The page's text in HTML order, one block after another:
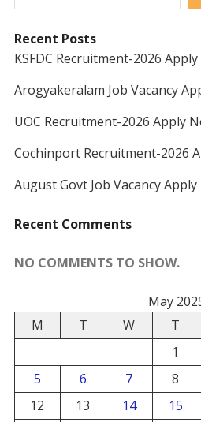
Recent Posts
KSFDC Recruitment-2026
Arogyakeralam Job Vacancy
UOC Recruitment-2026 Apply
Cochinport Recruitment-2026
August Govt Job Vacancy
Recent Comments
NO COMMENTS TO SHOW.
May
M
T W T
1
5
6 7 8
12
13 14 15